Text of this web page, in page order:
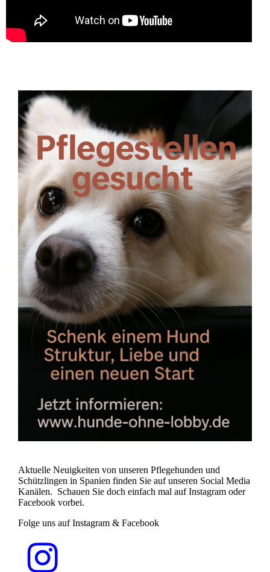
Aktuelle Neuigkeiten von unseren Pflegehunden und
Schützlingen in Spanien finden Sie auf unseren Social Media
Kanälen. Schauen Sie doch einfach mal auf Instagram oder
Facebook vorbei.
Folge uns auf Instagram & Facebook